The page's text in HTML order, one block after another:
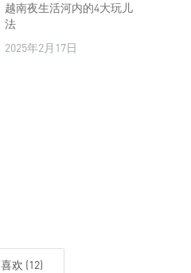
越南夜生活河内的4大玩儿
法
2025年2月17日
喜欢 (12)